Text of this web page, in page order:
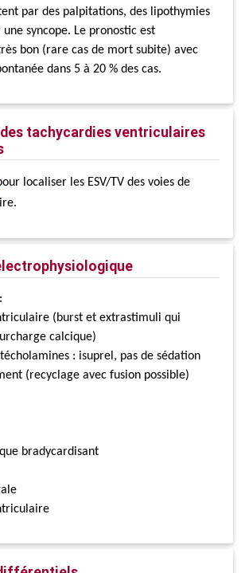
par des palpitations, des lipothymies
syncope. Le pronostic est
bon (rare cas de mort subite) avec
dans 5 à 20 % des cas.
tachycardies ventriculaires
localiser les ESV/TV des voies de
(burst et extrastimuli qui
calcique)
: isuprel, pas de sédation
(recyclage avec fusion possible)
bradycardisant